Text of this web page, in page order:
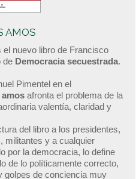
AMOS
el nuevo libro de Francisco
de Democracia secuestrada.
Pimentel en el
afronta el problema de la
valentía, claridad y
del libro a los presidentes,
militantes y a cualquier
por la democracia, lo define
de lo políticamente correcto,
golpes de conciencia muy